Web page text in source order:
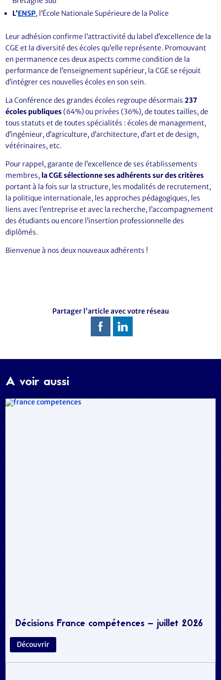
L’ENSP, l’École Nationale Supérieure de la Police
Leur adhésion confirme l’attractivité du label d’excellence de la
CGE et la diversité des écoles qu’elle représente. Promouvant
en permanence ces deux aspects comme condition de la
performance de l’enseignement supérieur, la CGE se réjouit
d’intégrer ces nouvelles écoles en son sein.
La Conférence des grandes écoles regroupe désormais 237
écoles publiques (64%) ou privées (36%), de toutes tailles, de
tous statuts et de toutes spécialités : écoles de management,
d’ingénieur, d’agriculture, d’architecture, d’art et de design,
vétérinaires, etc.
Pour rappel, garante de l’excellence de ses établissements
membres, la CGE sélectionne ses adhérents sur des critères
portant à la fois sur la structure, les modalités de recrutement,
la politique internationale, les approches pédagogiques, les
liens avec l’entreprise et avec la recherche, l’accompagnement
des étudiants ou encore l’insertion professionnelle des
diplômés.
Bienvenue à nos deux nouveaux adhérents !
Partager l'article avec votre réseau
A voir aussi
Décisions France compétences – juillet 2026
Découvrir